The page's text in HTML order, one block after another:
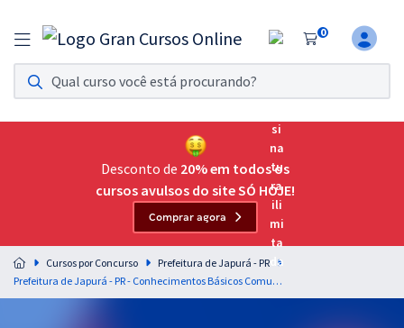
0
Assinatura Ilimitada 11
Acesso a todos os cursos. Teste grátis por 7 dias!
Assinatura OAB Até Passar
Acesso ilimitado a toda preparação para o Exame da
Residências Multiprofissionais
Preparação completa e intensiva para as principais
residências em saúde do Brasil
Desconto de 20% em todos os
cursos avulsos do site SÓ HOJE!
Comprar agora
Cursos por Concurso
Prefeitura de Japurá - PR
Prefeitura de Japurá - PR - Conhecimentos Básicos Comuns aos Cargos de Nível Fundamental (Pós-Edital)